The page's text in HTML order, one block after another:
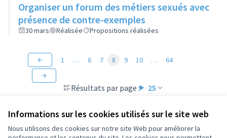
Informations sur les cookies utilisés sur le site web
Nous utilisons des cookies sur notre site Web pour améliorer la
Organiser un forum des métiers sexués avec
présence de contre-exemples
30 mars Réalisée Propositions réalisées
Résultats par page : 25
1 … 6 7 8 9 10 … 64